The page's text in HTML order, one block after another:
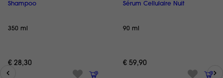
Shampoo
350 ml
€ 28,30
Sérum Cellulaire Nuit
90 ml
€ 59,90